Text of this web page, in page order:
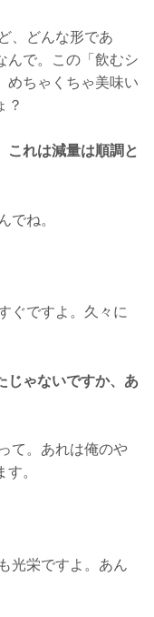
、どんな形であ
んで。この「飲むシ
めちゃくちゃ美味い
？
れは減量は順調と
でね。
ぐですよ。久々に
ゃないですか、あ
て。あれは俺のや
。
光栄ですよ。あん